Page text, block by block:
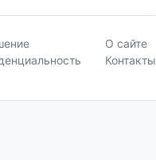
О сайте
Контакты